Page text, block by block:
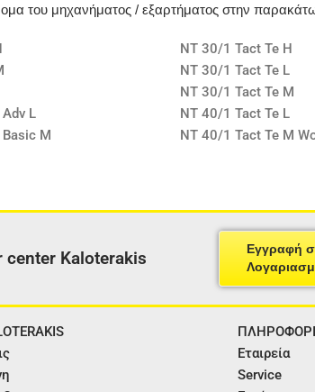
του μηχανήματος / εξαρτήματος στην
L
M
NT 30/1 Tact Te H
NT 30/1 Tact Te L
NT 30/1 Tact Te M
NT 40/1 Tact Te L
NT 40/1 Tact Te M
center Kaloterakis
Εγγραφή
Εταιρεία
Service